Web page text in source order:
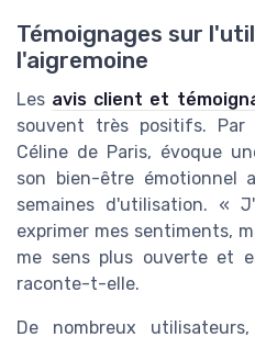
Témoignages sur
l'aigremoine
Les avis client et
souvent très positifs. Par
Céline de Paris, évoque
son bien-être émotionnel
semaines d'utilisation. «
exprimer mes sentiments,
me sens plus ouverte et
raconte-t-elle.
De nombreux